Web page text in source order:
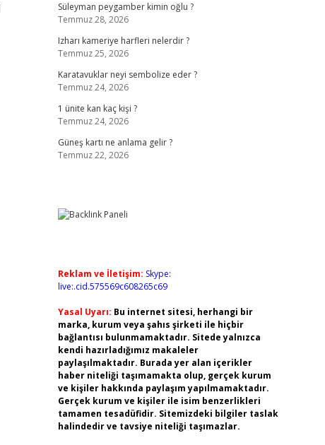
Süleyman peygamber kimin oğlu ?
Temmuz 28, 2026
Izharı kameriye harfleri nelerdir ?
Temmuz 25, 2026
Karatavuklar neyi sembolize eder ?
Temmuz 24, 2026
1 ünite kan kaç kişi ?
Temmuz 24, 2026
Güneş kartı ne anlama gelir ?
Temmuz 22, 2026
Reklam ve İletişim: Skype:
live:.cid.575569c608265c69
Yasal Uyarı: Bu internet sitesi, herhangi bir
marka, kurum veya şahıs şirketi ile hiçbir
bağlantısı bulunmamaktadır. Sitede yalnızca
kendi hazırladığımız makaleler
paylaşılmaktadır. Burada yer alan içerikler
haber niteliği taşımamakta olup, gerçek kurum
ve kişiler hakkında paylaşım yapılmamaktadır.
Gerçek kurum ve kişiler ile isim benzerlikleri
tamamen tesadüfidir. Sitemizdeki bilgiler taslak
halindedir ve tavsiye niteliği taşımazlar.